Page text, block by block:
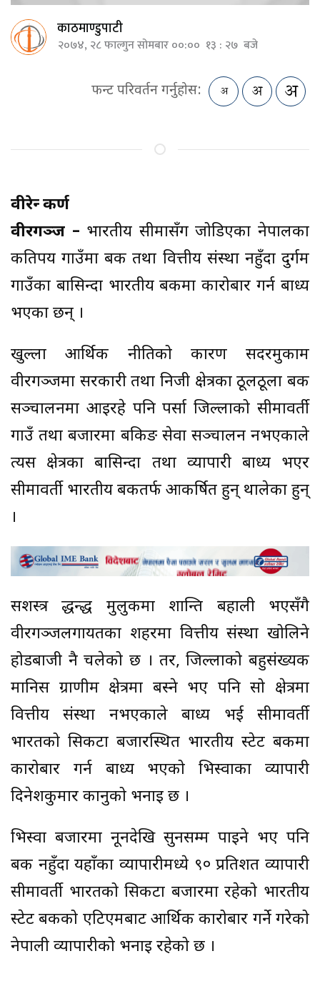
काठमाण्डुपाटी
२०७४, २८ फाल्गुन सोमबार ००:०० १३ : २७ बजे
फन्ट परिवर्तन गर्नुहोस:
वीरेन्द्र कर्ण
वीरगञ्ज – भारतीय सीमासँग जोडिएका नेपालका
कतिपय गाउँमा बैंक तथा वित्तीय संस्था नहुँदा दुर्गम
गाउँका बासिन्दा भारतीय बैंकमा कारोबार गर्न बाध्य
भएका छन् ।
खुल्ला आर्थिक नीतिको कारण सदरमुकाम
वीरगञ्जमा सरकारी तथा निजी क्षेत्रका ठूलठूला बैंक
सञ्चालनमा आइरहे पनि पर्सा जिल्लाको सीमावर्ती
गाउँ तथा बजारमा बैंकिङ सेवा सञ्चालन नभएकाले
त्यस क्षेत्रका बासिन्दा तथा व्यापारी बाध्य भएर
सीमावर्ती भारतीय बैंकतर्फ आकर्षित हुन् थालेका हुन्
।
सशस्त्र द्धन्द्ध मुलुकमा शान्ति बहाली भएसँगै
वीरगञ्जलगायतका शहरमा वित्तीय संस्था खोलिने
होडबाजी नै चलेको छ । तर, जिल्लाको बहुसंख्यक
मानिस ग्राणीम क्षेत्रमा बस्ने भए पनि सो क्षेत्रमा
वित्तीय संस्था नभएकाले बाध्य भई सीमावर्ती
भारतको सिकटा बजारस्थित भारतीय स्टेट बैंकमा
कारोबार गर्न बाध्य भएको भिस्वाका व्यापारी
दिनेशकुमार कानुको भनाइ छ ।
भिस्वा बजारमा नूनदेखि सुनसम्म पाइने भए पनि
बैंक नहुँदा यहाँका व्यापारीमध्ये ९० प्रतिशत व्यापारी
सीमावर्ती भारतको सिकटा बजारमा रहेको भारतीय
स्टेट बैंकको एटिएमबाट आर्थिक कारोबार गर्ने गरेको
नेपाली व्यापारीको भनाइ रहेको छ ।